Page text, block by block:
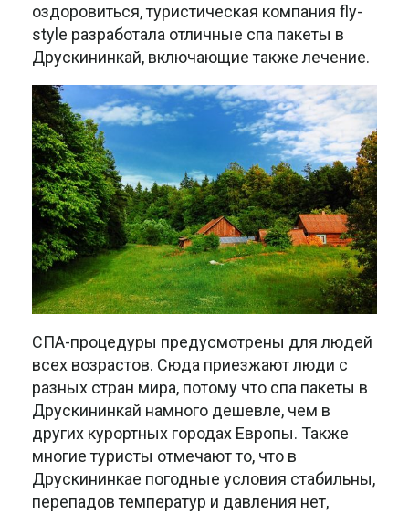
оздоровиться, туристическая компания fly-
style разработала отличные спа пакеты в
Друскининкай, включающие также лечение.
СПА-процедуры предусмотрены для людей
всех возрастов. Сюда приезжают люди с
разных стран мира, потому что спа пакеты в
Друскининкай намного дешевле, чем в
других курортных городах Европы. Также
многие туристы отмечают то, что в
Друскининкае погодные условия стабильны,
перепадов температур и давления нет,